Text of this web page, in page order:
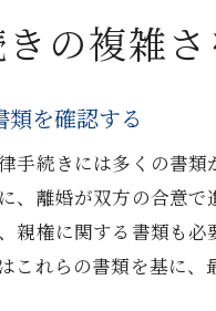
地
の複雑
を確認する
手続きには多くの書
、離婚が双方の合意
親権に関する書類も
これらの書類を基に、